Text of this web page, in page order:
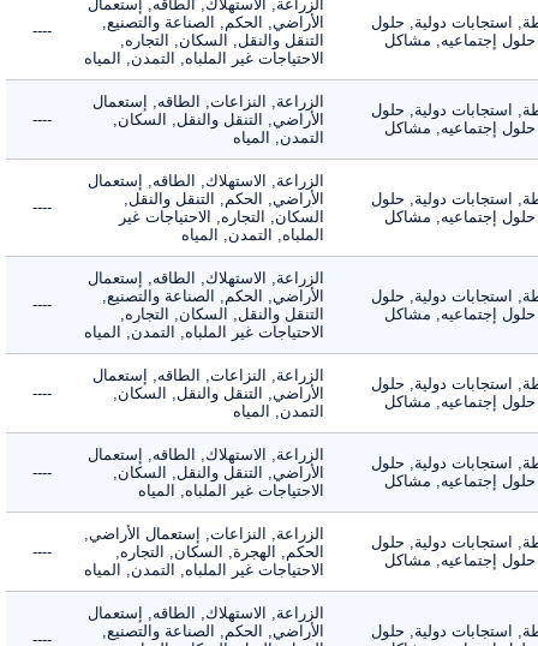
استجابات دولية, حلول
إجتماعيه, مشاكل
الزراعة, الاستهلاك, الطاقه, إستعمال
الأراضي, الحكم, الصناعة والتصنيع,
التنقل والنقل, السكان, التجاره,
الاحتياجات غير الملباه, التمدن, المياه
----
استجابات دولية, حلول
إجتماعيه, مشاكل
الزراعة, النزاعات, الطاقه, إستعمال
الأراضي, التنقل والنقل, السكان,
التمدن, المياه
----
استجابات دولية, حلول
إجتماعيه, مشاكل
الزراعة, الاستهلاك, الطاقه, إستعمال
الأراضي, الحكم, التنقل والنقل,
السكان, التجاره, الاحتياجات غير
الملباه, التمدن, المياه
----
استجابات دولية, حلول
إجتماعيه, مشاكل
الزراعة, الاستهلاك, الطاقه, إستعمال
الأراضي, الحكم, الصناعة والتصنيع,
التنقل والنقل, السكان, التجاره,
الاحتياجات غير الملباه, التمدن, المياه
----
استجابات دولية, حلول
إجتماعيه, مشاكل
الزراعة, النزاعات, الطاقه, إستعمال
الأراضي, التنقل والنقل, السكان,
التمدن, المياه
----
استجابات دولية, حلول
إجتماعيه, مشاكل
الزراعة, الاستهلاك, الطاقه, إستعمال
الأراضي, التنقل والنقل, السكان,
الاحتياجات غير الملباه, المياه
----
استجابات دولية, حلول
إجتماعيه, مشاكل
الزراعة, النزاعات, إستعمال الأراضي,
الحكم, الهجرة, السكان, التجاره,
الاحتياجات غير الملباه, التمدن, المياه
----
استجابات دولية, حلول
الزراعة, الاستهلاك, الطاقه, إستعمال
الأراضي, الحكم, الصناعة والتصنيع,
----